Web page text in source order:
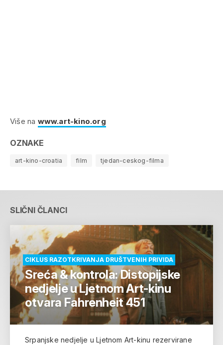
Više na www.art-kino.org
OZNAKE
art-kino-croatia film tjedan-ceskog-filma
SLIČNI ČLANCI
CIKLUS RAZOTKRIVANJA DRUŠTVENIH PRIVIDA
Sreća & kontrola: Distopijske
nedjelje u Ljetnom Art-kinu
otvara Fahrenheit 451
Srpanjske nedjelje u Ljetnom Art-kinu rezervirane